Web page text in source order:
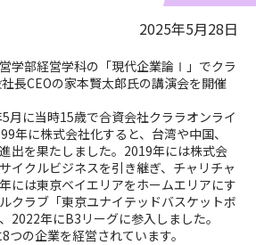
2025年5月28日
学部経営学科の「現代企業論 Ⅰ 」でクラ
長CEOの家本賢太郎氏の講演会を開催
5月に当時15歳で合資会社クララオンライ
年に株式会社化すると、台湾や中国、
出を果たしました。 2019年には株式会
イクルビジネスを引き継ぎ、チャリチャ
には東京ベイエリアをホームエリアにす
クラブ「東京ユナイテッドバスケットボ
2022年にB3 リーグに参入しました。
8つの企業を経営されています。